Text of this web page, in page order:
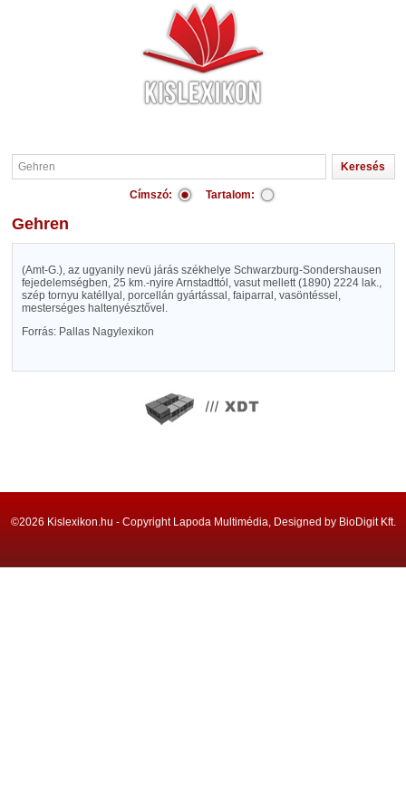
Címszó: Tartalom:
Gehren
(Amt-G.), az ugyanily nevü járás székhelye Schwarzburg-Sondershausen
fejedelemségben, 25 km.-nyire Arnstadttól, vasut mellett (1890) 2224 lak.,
szép tornyu katéllyal, porcellán gyártással, faiparral, vasöntéssel,
mesterséges haltenyésztővel.
Forrás: Pallas Nagylexikon
©2026 Kislexikon.hu - Copyright Lapoda Multimédia, Designed by BioDigit Kft.